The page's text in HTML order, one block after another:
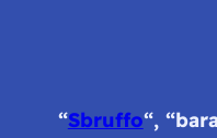
“Sbruffo“,